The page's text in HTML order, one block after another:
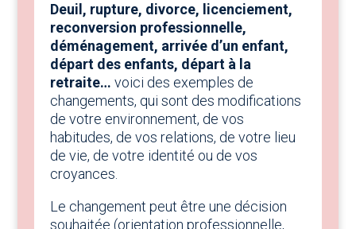
Deuil, rupture, divorce, licenciement,
reconversion professionnelle,
déménagement, arrivée d’un enfant,
départ des enfants, départ à la
retraite… voici des exemples de
changements, qui sont des modifications
de votre environnement, de vos
habitudes, de vos relations, de votre lieu
de vie, de votre identité ou de vos
croyances.
Le changement peut être une décision
souhaitée (orientation professionnelle,